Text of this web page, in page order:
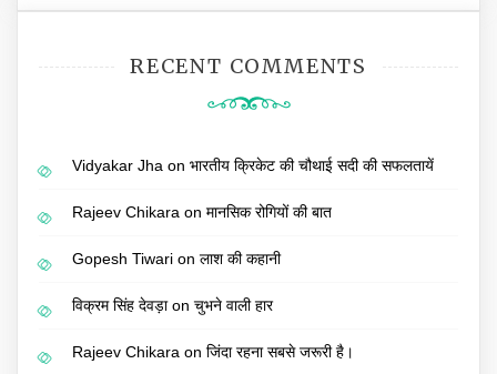
RECENT COMMENTS
Vidyakar Jha on भारतीय क्रिकेट की चौथाई सदी की सफलतायें
Rajeev Chikara on मानसिक रोगियों की बात
Gopesh Tiwari on लाश की कहानी
विक्रम सिंह देवड़ाon चुभने वाली हार
Rajeev Chikara on जिंदा रहना सबसे जरूरी है।